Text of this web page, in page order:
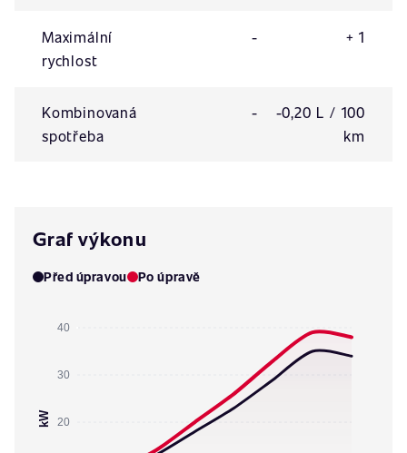
Maximální
rychlost
- + 1
Kombinovaná
spotřeba
-
-0,20 L / 100
km
Graf výkonu
Před úpravou Po úpravě
40
30
20
kW